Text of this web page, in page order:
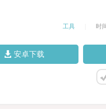
工具 时
安卓下载